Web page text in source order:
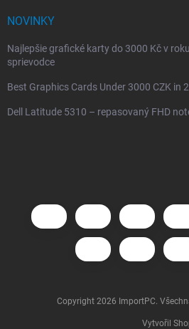
NOVINKY
Najlepšie grafické karty do 3000 Kč v
sprievodce
Best Graphics Cards Under 3000 CZK in
Dell Latitude 5310 – repasovaný FHD
Vytvořil
Copyright 2026 ImportPC .